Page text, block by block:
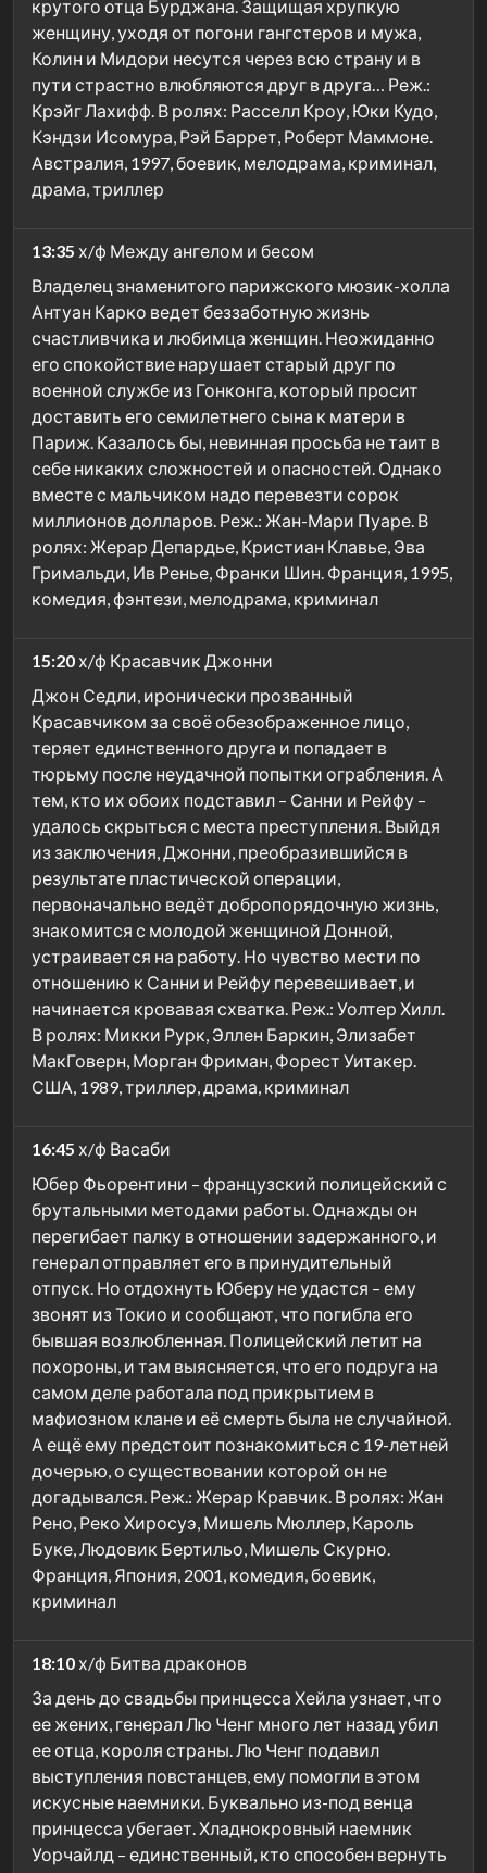
крутого отца Бурджана. Защищая хрупкую
женщину, уходя от погони гангстеров и мужа,
Колин и Мидори несутся через всю страну и в
пути страстно влюбляются друг в друга… Реж.:
Крэйг Лахифф. В ролях: Расселл Кроу, Юки Кудо,
Кэндзи Исомура, Рэй Баррет, Роберт Маммоне.
Австралия, 1997, боевик, мелодрама, криминал,
драма, триллер
13:35 х/ф Между ангелом и бесом
Владелец знаменитого парижского мюзик-холла
Антуан Карко ведет беззаботную жизнь
счастливчика и любимца женщин. Неожиданно
его спокойствие нарушает старый друг по
военной службе из Гонконга, который просит
доставить его семилетнего сына к матери в
Париж. Казалось бы, невинная просьба не таит в
себе никаких сложностей и опасностей. Однако
вместе с мальчиком надо перевезти сорок
миллионов долларов. Реж.: Жан-Мари Пуаре. В
ролях: Жерар Депардье, Кристиан Клавье, Эва
Гримальди, Ив Ренье, Франки Шин. Франция, 1995,
комедия, фэнтези, мелодрама, криминал
15:20 х/ф Красавчик Джонни
Джон Седли, иронически прозванный
Красавчиком за своё обезображенное лицо,
теряет единственного друга и попадает в
тюрьму после неудачной попытки ограбления. А
тем, кто их обоих подставил – Санни и Рейфу –
удалось скрыться с места преступления. Выйдя
из заключения, Джонни, преобразившийся в
результате пластической операции,
первоначально ведёт добропорядочную жизнь,
знакомится с молодой женщиной Донной,
устраивается на работу. Но чувство мести по
отношению к Санни и Рейфу перевешивает, и
начинается кровавая схватка. Реж.: Уолтер Хилл.
В ролях: Микки Рурк, Эллен Баркин, Элизабет
МакГоверн, Морган Фриман, Форест Уитакер.
США, 1989, триллер, драма, криминал
16:45 х/ф Васаби
Юбер Фьорентини – французский полицейский с
брутальными методами работы. Однажды он
перегибает палку в отношении задержанного, и
генерал отправляет его в принудительный
отпуск. Но отдохнуть Юберу не удастся – ему
звонят из Токио и сообщают, что погибла его
бывшая возлюбленная. Полицейский летит на
похороны, и там выясняется, что его подруга на
самом деле работала под прикрытием в
мафиозном клане и её смерть была не случайной.
А ещё ему предстоит познакомиться с 19-летней
дочерью, о существовании которой он не
догадывался. Реж.: Жерар Кравчик. В ролях: Жан
Рено, Реко Хиросуэ, Мишель Мюллер, Кароль
Буке, Людовик Бертильо, Мишель Скурно.
Франция, Япония, 2001, комедия, боевик,
криминал
18:10 х/ф Битва драконов
За день до свадьбы принцесса Хейла узнает, что
ее жених, генерал Лю Ченг много лет назад убил
ее отца, короля страны. Лю Ченг подавил
выступления повстанцев, ему помогли в этом
искусные наемники. Буквально из-под венца
принцесса убегает. Хладнокровный наемник
Уорчайлд – единственный, кто способен вернуть